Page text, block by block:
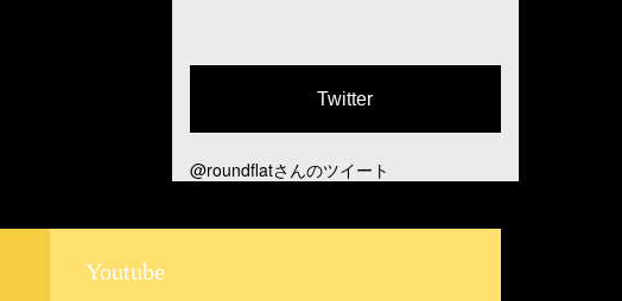
Twitter
@roundflatさんのツイート
Youtube